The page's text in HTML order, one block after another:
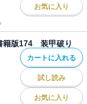
お気に入り
籍版174 装甲破り
カートに入れる
試し読み
お気に入り